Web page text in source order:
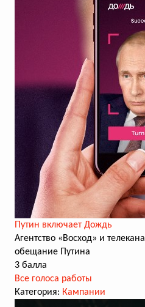
Путин включает Дождь
Агентство «Восход» и
обещание Путина
3 балла
Все голоса работы
Категория: Кампании